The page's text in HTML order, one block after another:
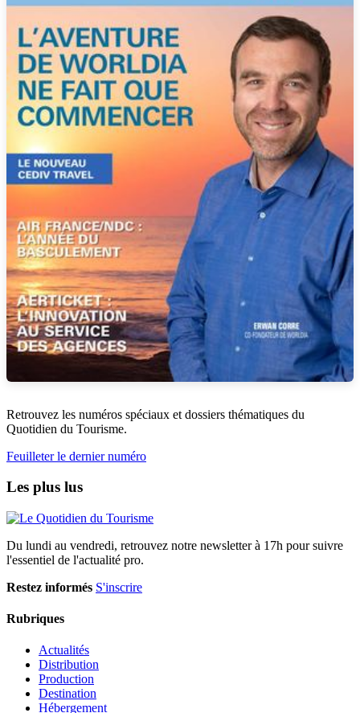
Retrouvez les numéros spéciaux et dossiers thématiques du
Quotidien du Tourisme.
Feuilleter le dernier numéro
Les plus lus
Du lundi au vendredi, retrouvez notre newsletter à 17h pour suivre
l'essentiel de l'actualité pro.
Restez informés S'inscrire
Rubriques
Actualités
Distribution
Production
Destination
Hébergement